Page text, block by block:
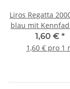
Liros Regatta
blau mit
1,60 € *
1,60 € pro 1